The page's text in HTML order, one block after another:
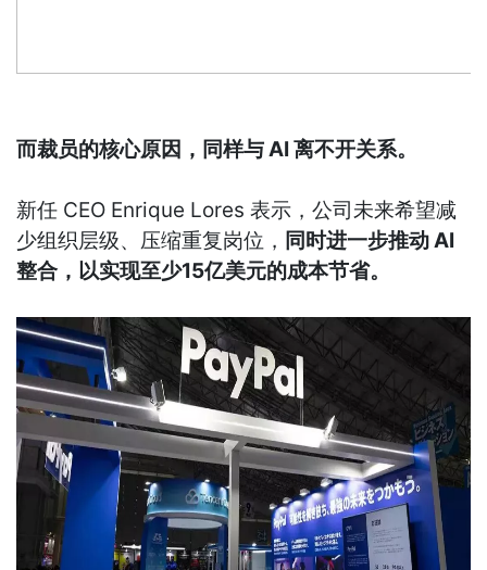
而裁员的核心原因，同样与 AI 离不开关系。
新任 CEO Enrique Lores 表示，公司未来希望减
少组织层级、压缩重复岗位， 同时进一步推动 AI
整合，以实现至少15亿美元的成本节省。